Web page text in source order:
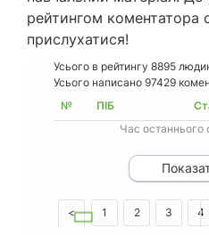
рейтингом коментатора
прислухатися!
Усього в рейтингу 8895
Усього написано 97429
№
ПІБ
Час останнього
< 1 2 3 4